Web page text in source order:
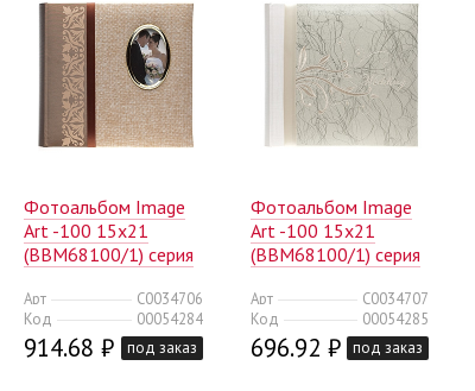
Фотоальбом Image
Art -100 15x21
(BBM68100/1) серия
(12/240)
Арт
C0034706
Код
00054284
914.68 ₽ под заказ
Фотоальбом Image
Art -100 15x21
(BBM68100/1) серия
(12/240)
Арт
C0034707
Код
00054285
696.92 ₽ под заказ